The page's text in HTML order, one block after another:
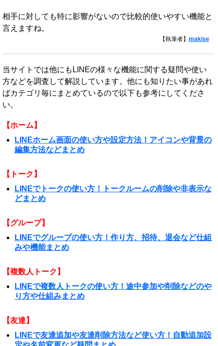
相手に対しても特に影響がないので比較的使いやすい機能と
言えますね。
【執筆者】 makise
当サイトでは他にもLINEの様々な機能に関する疑問や使い
方などを調査して解説しています。他にも知りたい事があれ
ばカテゴリ毎にまとめているので以下も参考にしてくださ
い。
【ホーム】
LINEホーム画面の使い方や設定方法！アイコンや背景の
編集方法などまとめ
【トーク】
LINEでトークの使い方！トークルームの削除や非表示な
どまとめ
【グループ】
LINEでグループの使い方！作り方、招待、退会など仕組
みや機能まとめ
【複数人トーク】
LINEで複数人トークの使い方！途中参加や削除などのや
り方や仕組みまとめ
【友達】
LINEで友達追加や友達削除方法など使い方！自動追加設